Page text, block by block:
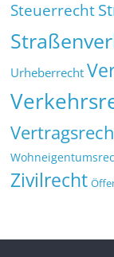
Steuerrecht
Urheberrecht
Zivilrecht